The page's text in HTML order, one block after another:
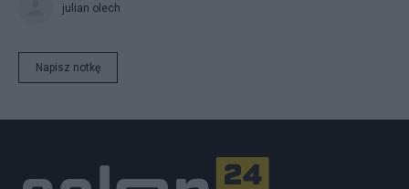
julian olech
Napisz notkę